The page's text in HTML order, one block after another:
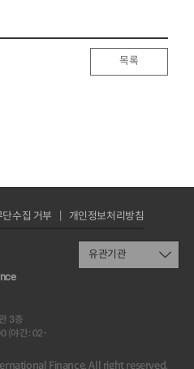
목록
3층
(야간: 02-
Finance. All right reserved.
수집 거부 개인정보처리방침
유관기관